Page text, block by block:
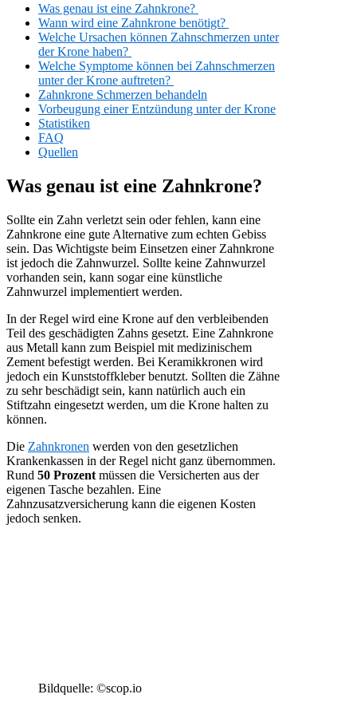
Was genau ist eine Zahnkrone?
Wann wird eine Zahnkrone benötigt?
Welche Ursachen können Zahnschmerzen unter
der Krone haben?
Welche Symptome können bei Zahnschmerzen
unter der Krone auftreten?
Zahnkrone Schmerzen behandeln
Vorbeugung einer Entzündung unter der Krone
Statistiken
FAQ
Quellen
Was genau ist eine Zahnkrone?
Sollte ein Zahn verletzt sein oder fehlen, kann eine
Zahnkrone eine gute Alternative zum echten Gebiss
sein. Das Wichtigste beim Einsetzen einer Zahnkrone
ist jedoch die Zahnwurzel. Sollte keine Zahnwurzel
vorhanden sein, kann sogar eine künstliche
Zahnwurzel implementiert werden.
In der Regel wird eine Krone auf den verbleibenden
Teil des geschädigten Zahns gesetzt. Eine Zahnkrone
aus Metall kann zum Beispiel mit medizinischem
Zement befestigt werden. Bei Keramikkronen wird
jedoch ein Kunststoffkleber benutzt. Sollten die Zähne
zu sehr beschädigt sein, kann natürlich auch ein
Stiftzahn eingesetzt werden, um die Krone halten zu
können.
Die Zahnkronen werden von den gesetzlichen
Krankenkassen in der Regel nicht ganz übernommen.
Rund 50 Prozent müssen die Versicherten aus der
eigenen Tasche bezahlen. Eine
Zahnzusatzversicherung kann die eigenen Kosten
jedoch senken.
Bildquelle: ©scop.io